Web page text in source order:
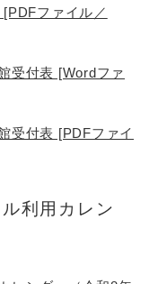
ファイル／
受付表 [Wordファ
受付表 [PDFファイ
利用カレン